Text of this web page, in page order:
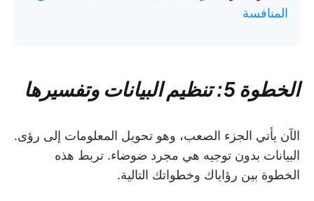
المنافسة
الخطوة 5: تنظيم البيانات وتفسيرها
الآن يأتي الجزء الصعب، وهو تحويل المعلومات إلى رؤى.
البيانات بدون توجيه هي مجرد ضوضاء. تربط هذه
الخطوة بين رؤاياك وخطواتك التالية.